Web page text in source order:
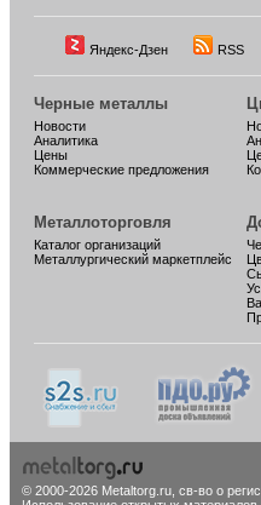
Яндекс-Дзен RSS
Черные металлы
Новости
Аналитика
Цены
Коммерческие предложения
Металлоторговля
Каталог организаций
Металлургический маркетплейс
© 2000-2026 Metaltorg.ru, св-во о